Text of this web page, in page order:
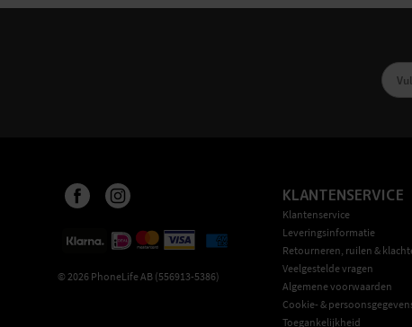
© 2026 PhoneLife AB (556913-5386)
KLANTENSERVICE
Klantenservice
Leveringsinformatie
Retourneren, ruilen &
Veelgestelde vragen
Algemene voorwaarden
Cookie- &
Toegankelijkheid